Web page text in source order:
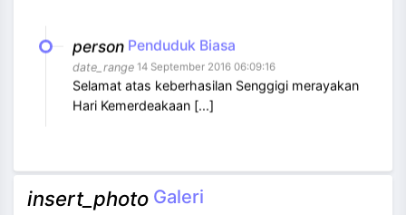
date_range14 September 2016 06:09:16
Selamat atas keberhasilan Senggigi merayakan
Hari Kemerdeakaan [...]
insert_photo Galeri